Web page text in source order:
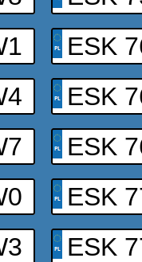
ESK
ESK
ESK
ESK
ESK